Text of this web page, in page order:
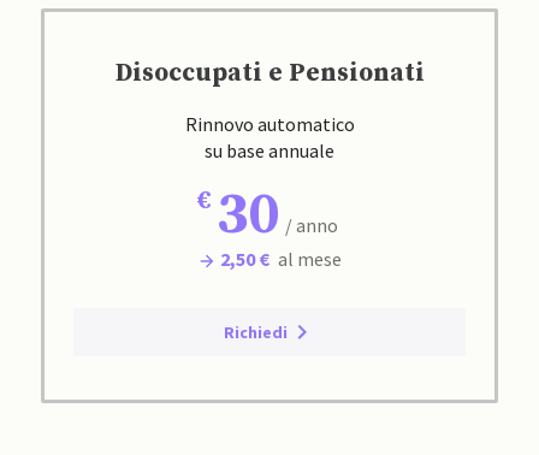
Disoccupati e Pensionati
Rinnovo automatico
su base annuale
30 / anno
2,50 € al mese
Richiedi